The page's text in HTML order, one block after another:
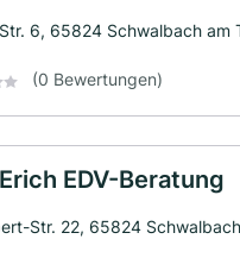
6, 65824 Schwalbach am
(0 Bewertungen)
EDV-Beratung
Str. 22, 65824 Schwalbach